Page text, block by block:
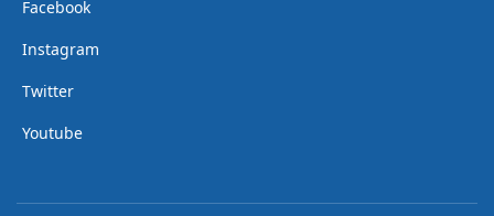
Facebook
Instagram
Twitter
Youtube